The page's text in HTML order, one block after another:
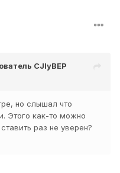
CJIyBEP
но слышал что
Этого как-то можно
раз не уверен?